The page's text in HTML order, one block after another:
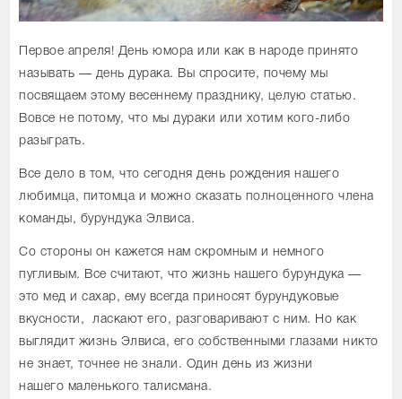
Первое апреля! День юмора или как в народе принято
называть — день дурака. Вы спросите, почему мы
посвящаем этому весеннему празднику, целую статью.
Вовсе не потому, что мы дураки или хотим кого-либо
разыграть.
Все дело в том, что сегодня день рождения нашего
любимца, питомца и можно сказать полноценного члена
команды, бурундука Элвиса.
Со стороны он кажется нам скромным и немного
пугливым. Все считают, что жизнь нашего бурундука —
это мед и сахар, ему всегда приносят бурундуковые
вкусности, ласкают его, разговаривают с ним. Но как
выглядит жизнь Элвиса, его собственными глазами никто
не знает, точнее не знали. Один день из жизни
нашего маленького талисмана.